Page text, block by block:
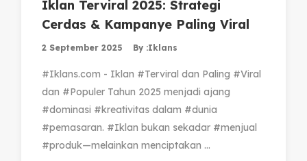
Iklan Terviral 2025: Strategi
Cerdas & Kampanye Paling Viral
2 September 2025 By :Iklans
#Iklans.com - Iklan #Terviral dan Paling #Viral
dan #Populer Tahun 2025 menjadi ajang
#dominasi #kreativitas dalam #dunia
#pemasaran. #Iklan bukan sekadar #menjual
#produk—melainkan menciptakan ...